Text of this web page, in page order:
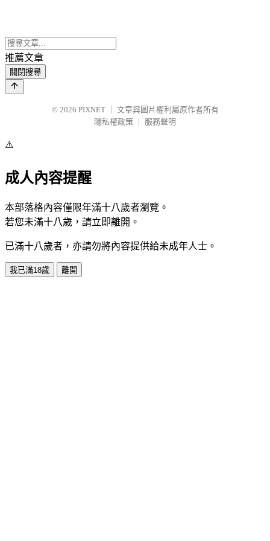
推薦文章
關閉搜尋
© 2026 PIXNET
文章與圖片權利屬原作者所有
隱私權政策
服務聲明
⚠️
成人內容提醒
本部落格內容僅限年滿十八歲者瀏覽。
若您未滿十八歲，請立即離開。
已滿十八歲者，亦請勿將內容提供給未成年人士。
我已滿18歲 離開